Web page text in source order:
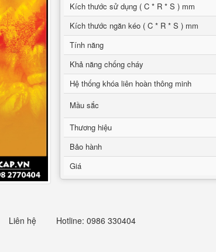
Kích thước sử dụng ( C * R * S ) mm
Kích thước ngăn kéo ( C * R * S ) mm
Tính năng
Khả năng chống cháy
Hệ thống khóa liên hoàn thông minh
Mầu sắc
Thương hiệu
Bảo hành
Giá
Liên hệ Hotline: 0986 330404